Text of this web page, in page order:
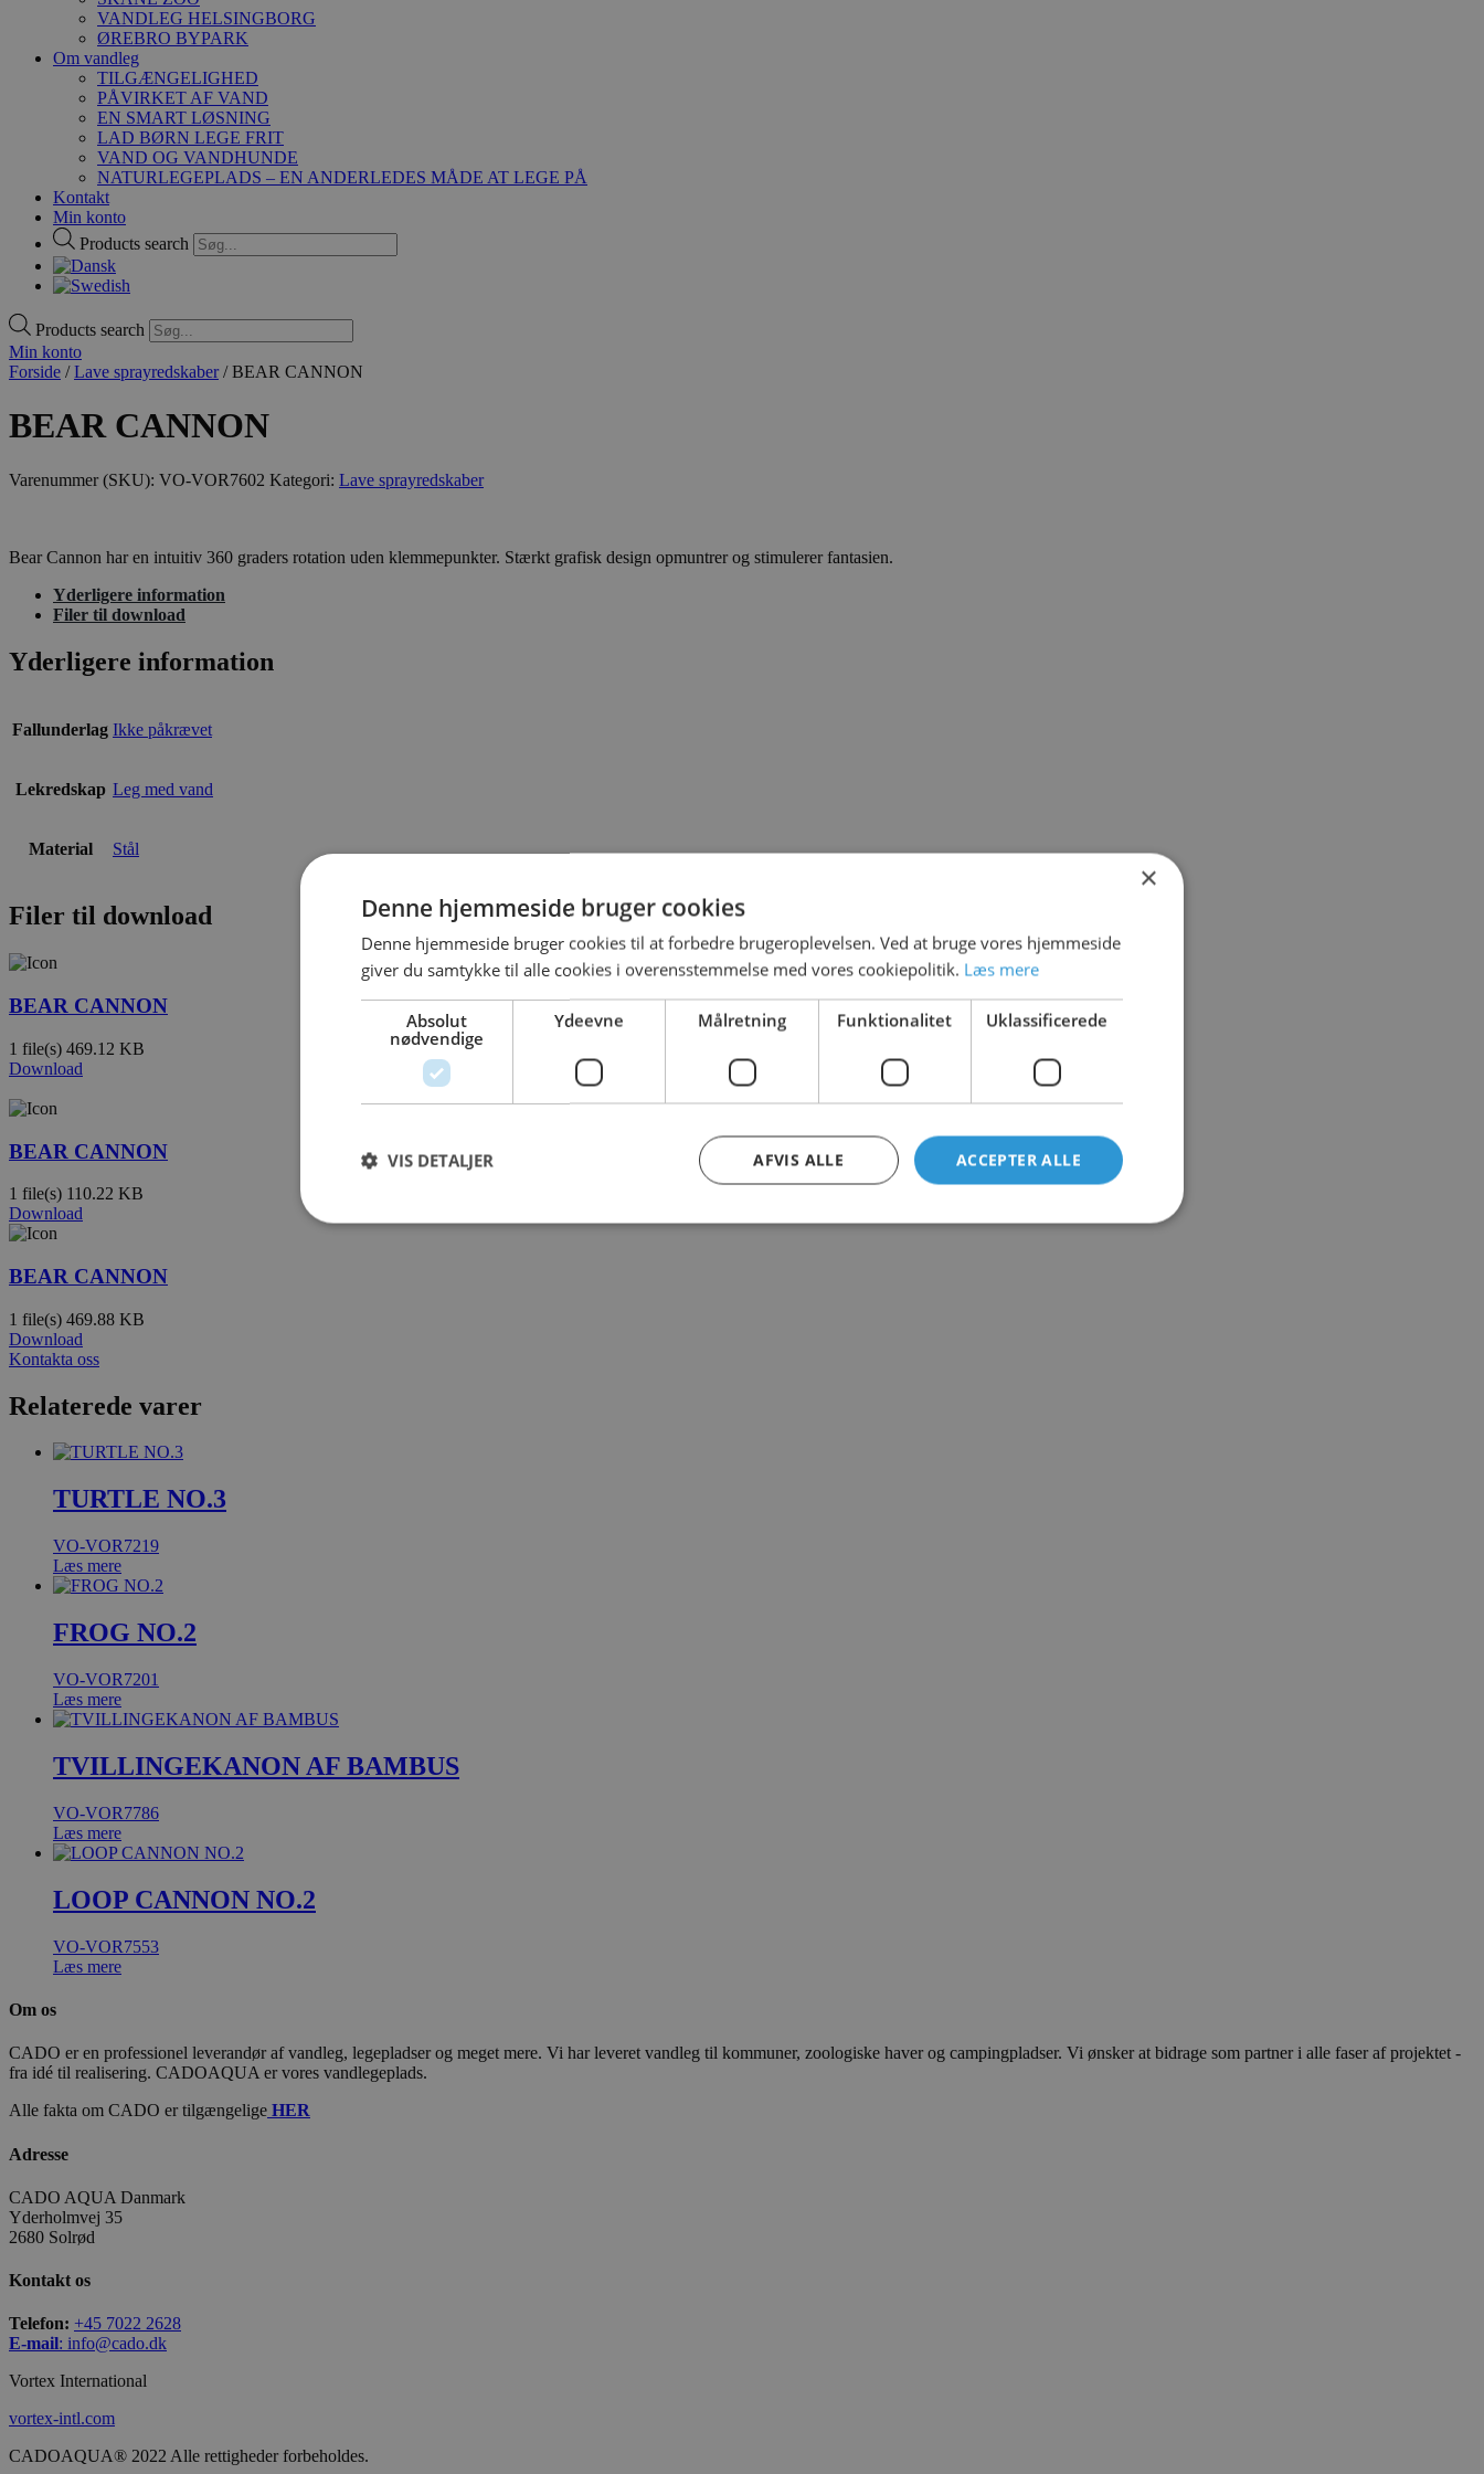
VANDLEG HELSINGBORG
ØREBRO BYPARK
Om vandleg
TILGÆNGELIGHED
PÅVIRKET AF VAND
EN SMART LØSNING
LAD BØRN LEGE FRIT
VAND OG VANDHUNDE
NATURLEGEPLADS – EN ANDERLEDES MÅDE AT LEGE PÅ
Kontakt
Min konto
Products search
Products search
Min konto
Forside /Lave sprayredskaber/ BEAR CANNON
BEAR CANNON
Varenummer (SKU): VO-VOR7602 Kategori: Lave sprayredskaber
Bear Cannon har en intuitiv 360 graders rotation uden klemmepunkter. Stærkt grafisk design opmuntrer og stimulerer fantasien.
Yderligere information
Filer til download
Yderligere information
Fallunderlag Ikke påkrævet
Lekredskap Leg med vand
Material Stål
Filer til download
BEAR CANNON
1 file(s) 469.12 KB
Download
BEAR CANNON
1 file(s) 110.22 KB
Download
BEAR CANNON
1 file(s) 469.88 KB
Download
Kontakta oss
Relaterede varer
TURTLE NO.3
VO-VOR7219
Læs mere
FROG NO.2
VO-VOR7201
Læs mere
TVILLINGEKANON AF BAMBUS
VO-VOR7786
Læs mere
LOOP CANNON NO.2
VO-VOR7553
Læs mere
Om os
CADO er en professionel leverandør af vandleg, legepladser og meget mere. Vi har leveret vandleg til kommuner, zoologiske haver og campingpladser. Vi ønsker at bidrage som partner i alle faser af projektet -
fra idé til realisering. CADOAQUA er vores vandlegeplads.
Alle fakta om CADO er tilgængelige HER
Adresse
CADO AQUA Danmark
Yderholmvej 35
2680 Solrød
Kontakt os
Telefon: +45 7022 2628
E-mail: info@cado.dk
Vortex International
vortex-intl.com
CADOAQUA® 2022 Alle rettigheder forbeholdes.
×
Denne hjemmeside bruger cookies
Denne hjemmeside bruger cookies til at forbedre brugeroplevelsen. Ved at bruge vores hjemmeside
giver du samtykke til alle cookies i overensstemmelse med vores cookiepolitik. Læs mere
Absolut
nødvendige
Ydeevne Målretning Funktionalitet Uklassificerede
ACCEPTER ALLE
AFVIS ALLE
VIS DETALJER